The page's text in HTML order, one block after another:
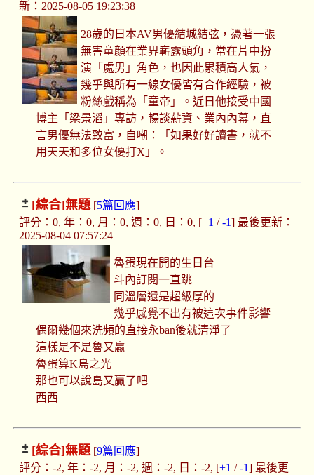
新：2025-08-05 19:23:38
28歲的日本AV男優結城結弦，憑著一張
無害童顏在業界嶄露頭角，常在片中扮
演「處男」角色，也因此累積高人氣，
幾乎與所有一線女優皆有合作經驗，被
粉絲戲稱為「童帝」。近日他接受中國
博主「梁景滔」專訪，暢談薪資、業內內幕，直
言男優無法致富，自嘲：「如果好好讀書，就不
用天天和多位女優打X」。
[綜合]無題[5篇回應]
評分：0, 年：0, 月：0, 週：0, 日：0, [+1 /-1] 最後更新：
2025-08-04 07:57:24
魯蛋現在開的生日台
斗內訂閱一直跳
同溫層還是超級厚的
幾乎感覺不出有被這次事件影響
偶爾幾個來洗頻的直接永ban後就清淨了
這樣是不是魯又贏
魯蛋算K島之光
那也可以說島又贏了吧
西西
[綜合]無題[9篇回應]
評分：-2, 年：-2, 月：-2, 週：-2, 日：-2, [+1 /-1] 最後更